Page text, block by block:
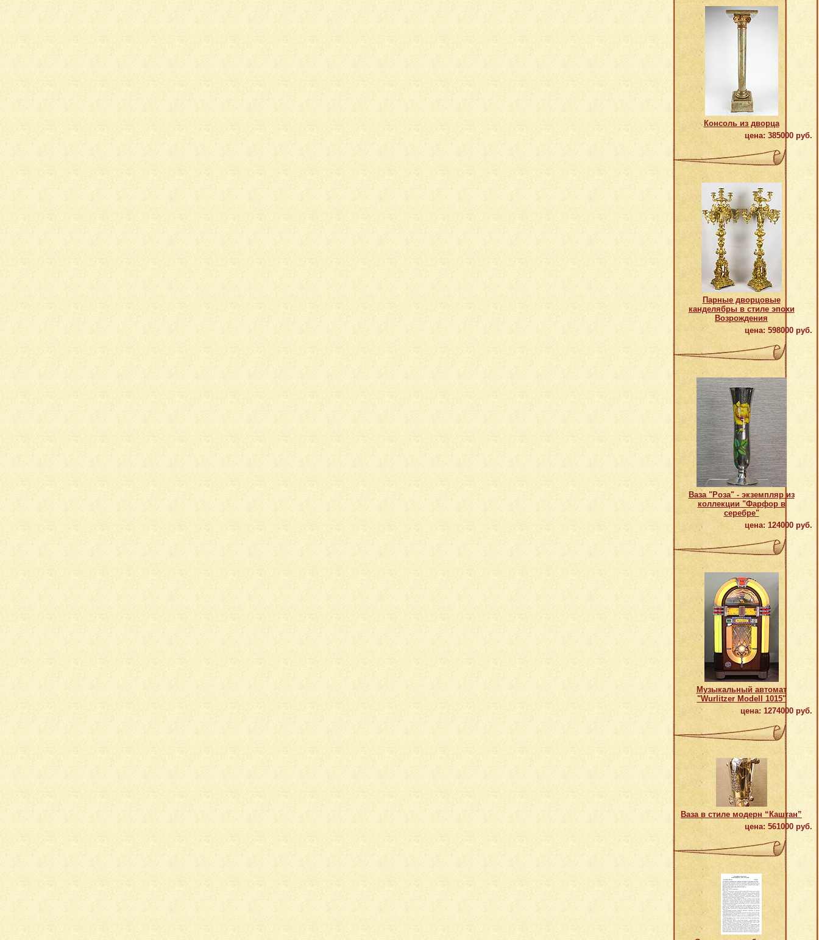
Консоль из дворца
цена: 385000 руб.
Парные дворцовые
канделябры в стиле эпохи
Возрождения
цена: 598000 руб.
Ваза "Роза" - экземпляр из
коллекции "Фарфор в
серебре"
цена: 124000 руб.
Музыкальный автомат
"Wurlitzer Modell 1015"
цена: 1274000 руб.
Ваза в стиле модерн “Каштан”
цена: 561000 руб.